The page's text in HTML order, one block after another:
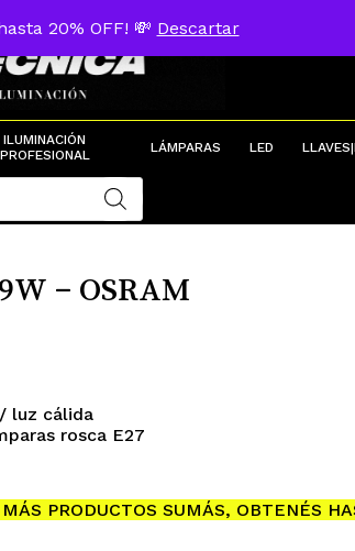
20% OFF! 💸 Descartar
ILUMINACIÓN
PROFESIONAL
LÁMPARAS LED
Cart
– OSRAM
luz cálida
rosca E27
MÁS PRODUCTOS SUMÁS, OBTENÉS